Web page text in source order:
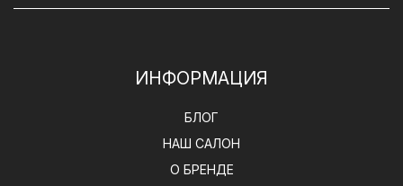
ИНФОРМАЦИЯ
БЛОГ
НАШ САЛОН
О БРЕНДЕ